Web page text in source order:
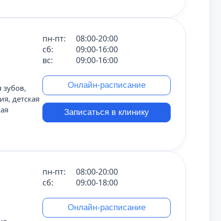
зубов,
детская
пн-пт:
08:00-20:00
сб:
09:00-16:00
вс:
09:00-16:00
Онлайн-расписание
Записаться в клинику
пн-пт:
08:00-20:00
сб:
09:00-18:00
Онлайн-расписание